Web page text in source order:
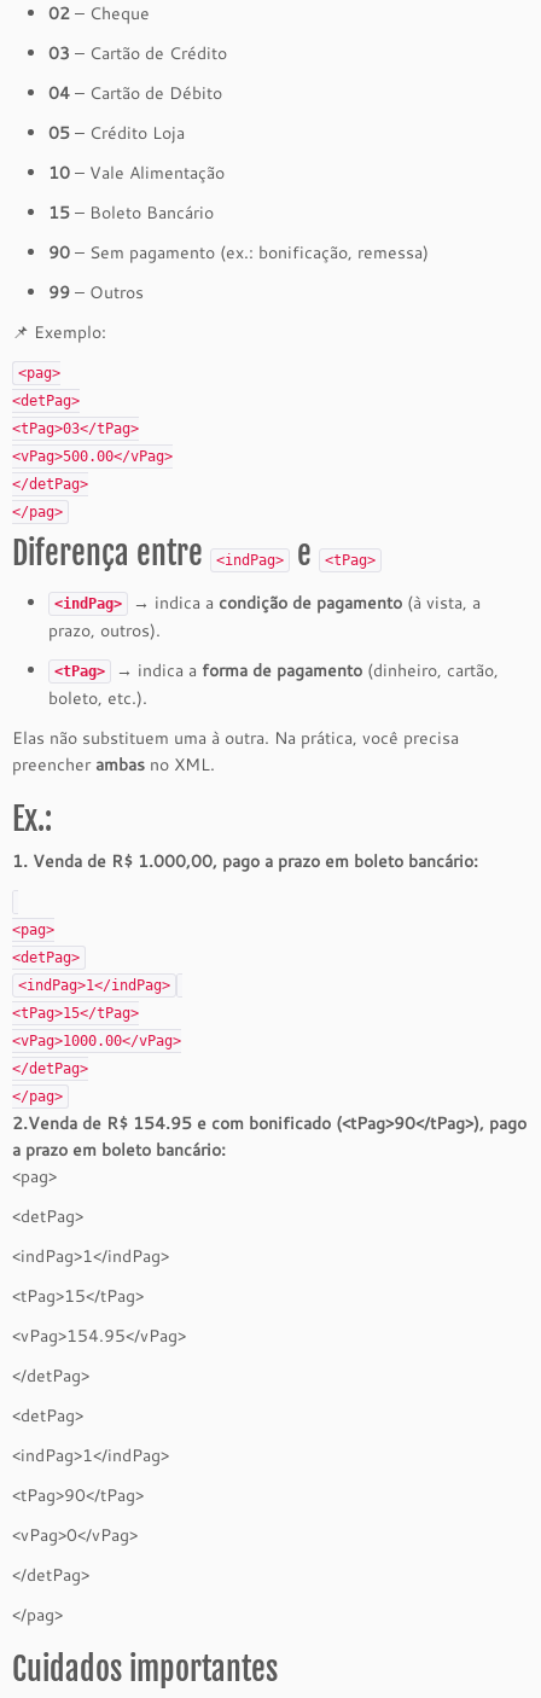
02 – Cheque
03 – Cartão de Crédito
04 – Cartão de Débito
05 – Crédito Loja
10 – Vale Alimentação
15 – Boleto Bancário
90 – Sem pagamento (ex.: bonificação, remessa)
99 – Outros
📌 Exemplo:
<pag>
<detPag>
<tPag>03</tPag>
<vPag>500.00</vPag>
</detPag>
</pag>
Diferença entre <indPag> e <tPag>
<indPag> → indica a condição de pagamento (à vista, a
prazo, outros).
<tPag> → indica a forma de pagamento (dinheiro, cartão,
boleto, etc.).
Elas não substituem uma à outra. Na prática, você precisa
preencher ambas no XML.
Ex.:
1. Venda de R$ 1.000,00, pago a prazo em boleto bancário:
<pag>
<detPag>
<indPag>1</indPag>
<tPag>15</tPag>
<vPag>1000.00</vPag>
</detPag>
</pag>
2.Venda de R$ 154.95 e com bonificado (<tPag>90</tPag>), pago
a prazo em boleto bancário:
<pag>
<detPag>
<indPag>1</indPag>
<tPag>15</tPag>
<vPag>154.95</vPag>
</detPag>
<detPag>
<indPag>1</indPag>
<tPag>90</tPag>
<vPag>0</vPag>
</detPag>
</pag>
Cuidados importantes